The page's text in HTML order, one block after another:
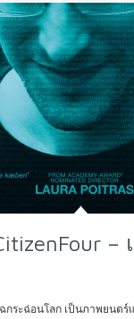
–
กระฉ่อนโลก เป็นภาพยนต